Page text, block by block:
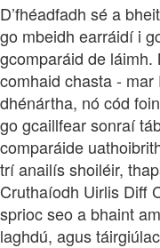
D’fhéadfadh sé a
go mbeidh earráidí i
gcomparáid de
comhaid chasta -
dhénártha, nó cód
go gcaillfear sonraí
comparáide
trí anailís shoiléir,
Cruthaíodh Uirlis Diff
sprioc seo a bhaint
laghdú, agus